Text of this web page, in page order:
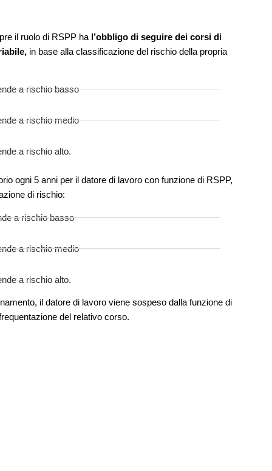
il ruolo di RSPP ha l’obbligo di seguire dei corsi di
in base alla classificazione del rischio della propria
a rischio basso
a rischio medio
a rischio alto.
ogni 5 anni per il datore di lavoro con funzione di RSPP,
di rischio:
a rischio basso
a rischio medio
a rischio alto.
il datore di lavoro viene sospeso dalla funzione di
del relativo corso.